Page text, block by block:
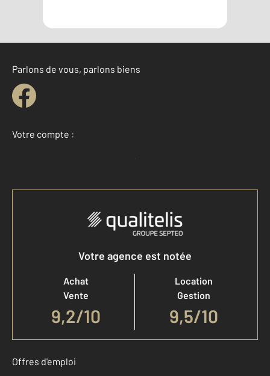
Parlons de vous, parlons biens
Votre compte :
Accéder à mon compte
Votre agence est notée
Achat
Vente
9,2/10
Location
Gestion
9,5/10
Offres d'emploi